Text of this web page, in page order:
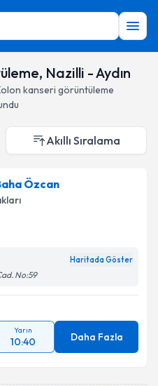
Nazilli - Aydın
kanseri görüntüleme
Akıllı Sıralama
Özcan
Haritada Göster
No:59
Yarın
10:40 Daha Fazla